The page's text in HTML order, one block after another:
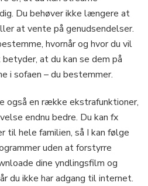
Du behøver ikke længere at
at vente på genudsendelser.
hvornår og hvor du vil
at du kan se dem på
i sofaen – du bestemmer.
også en række ekstrafunktioner,
endnu bedre. Du kan fx
hele familien, så I kan følge
uden at forstyrre
dine yndlingsfilm og
du ikke har adgang til internet.